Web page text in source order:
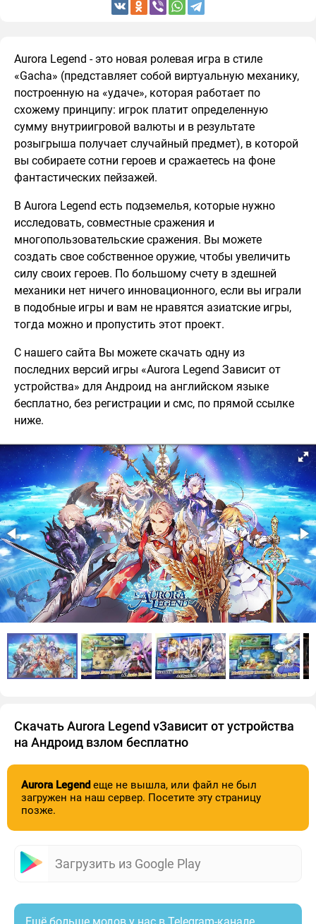
Aurora Legend - это новая ролевая игра в стиле
«Gacha» (представляет собой виртуальную механику,
построенную на «удаче», которая работает по
схожему принципу: игрок платит определенную
сумму внутриигровой валюты и в результате
розыгрыша получает случайный предмет), в которой
вы собираете сотни героев и сражаетесь на фоне
фантастических пейзажей.
В Aurora Legend есть подземелья, которые нужно
исследовать, совместные сражения и
многопользовательские сражения. Вы можете
создать свое собственное оружие, чтобы увеличить
силу своих героев. По большому счету в здешней
механики нет ничего инновационного, если вы играли
в подобные игры и вам не нравятся азиатские игры,
тогда можно и пропустить этот проект.
С нашего сайта Вы можете скачать одну из
последних версий игры «Aurora Legend Зависит от
устройства» для Андроид на английском языке
бесплатно, без регистрации и смс, по прямой ссылке
ниже.
Скачать Aurora Legend vЗависит от устройства
на Андроид взлом бесплатно
Aurora Legend еще не вышла, или файл не был
загружен на наш сервер. Посетите эту страницу
позже.
Загрузить из Google Play